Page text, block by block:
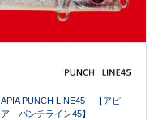
APIA PUNCH LINE45 【アピ
ア パンチライン45】